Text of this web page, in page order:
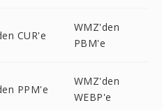
CUR'e
WMZ'den
PBM'e
PPM'e
WMZ'den
WEBP'e